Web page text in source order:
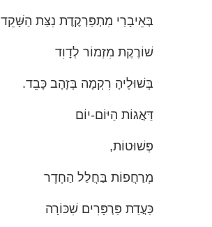
בְּאֵיבָרַי מִתְפַּרְקֶדֶת נִצַּת הַשָּׁקֵד
שׁוֹרֶקֶת מִזְמוֹר לְדָוִד
בְּשׁוּלֶיהָ רִקְמָה בְּזָהָב כָּבֵד.
דַּאֲגוֹת הַיּוֹם-יוֹם
פְּשׁוּטוֹת,
מְרַחֲפוֹת בַּחֲלַל הַחֶדֶר
כַּעֲדַת פַּרְפָּרִים שִׁכּוֹרָה